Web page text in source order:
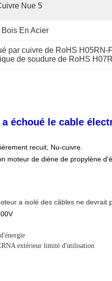
Nue 5
En Acier
par cuivre de RoHS H05RN-
de soudure de RoHS
a échoué le cable
recuit, Nu-cuivre.
moteur de diène de propylène
a isolé des câbles ne devrait
extérieur limité d'utilisation